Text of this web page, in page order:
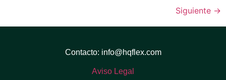
Siguiente →
Contacto: info@hqflex.com
Aviso Legal